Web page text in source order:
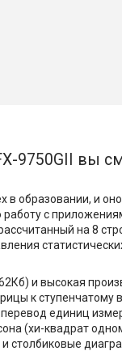
9750GII вы
образовании, и оно
с
на 8
и высокая
к ступенчатому
единиц
(хи-квадрат
столбиковые